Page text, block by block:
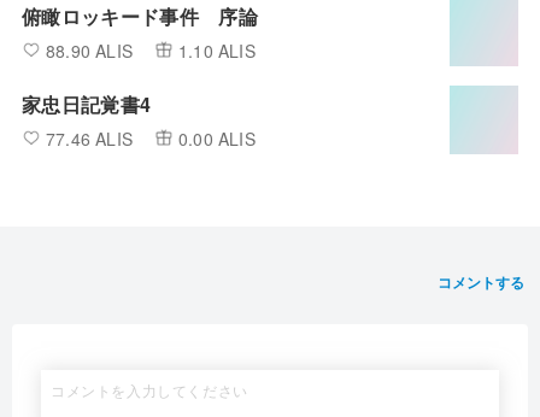
俯瞰ロッキード事件 序論
88.90 ALIS 1.10 ALIS
家忠日記覚書4
77.46 ALIS 0.00 ALIS
コメントする